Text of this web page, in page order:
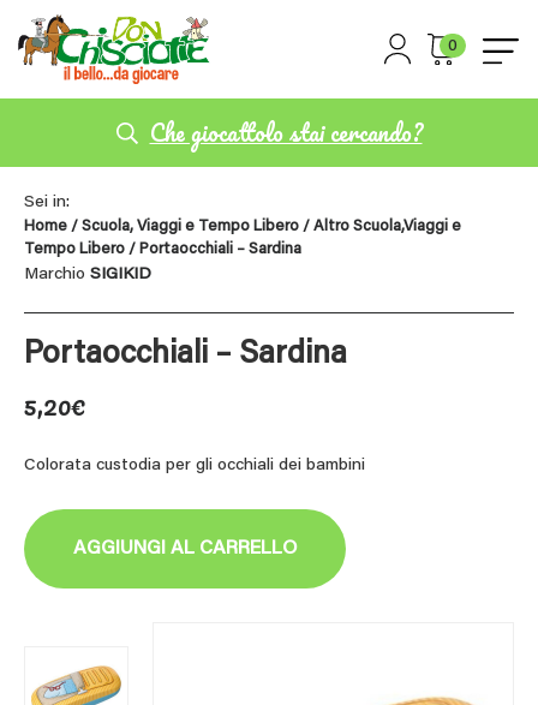
0
Che giocattolo stai cercando?
Sei in:
Home / Scuola, Viaggi e Tempo Libero / Altro Scuola,Viaggi e
Tempo Libero / Portaocchiali – Sardina
Marchio SIGIKID
Portaocchiali – Sardina
5,20€
Colorata custodia per gli occhiali dei bambini
AGGIUNGI AL CARRELLO